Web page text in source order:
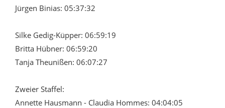
Jürgen Binias: 05:37:32
Silke Gedig-Küpper: 06:59:19
Britta Hübner: 06:59:20
Tanja Theunißen: 06:07:27
Zweier Staffel:
Annette Hausmann - Claudia Hommes: 04:04:05